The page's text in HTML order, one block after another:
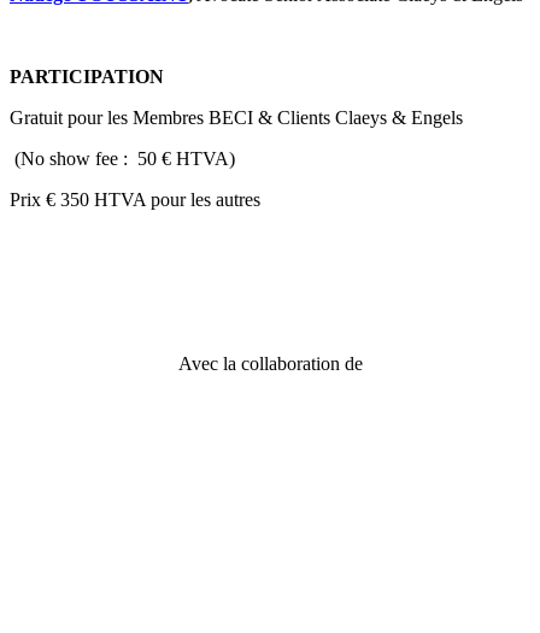
PARTICIPATION
Gratuit pour les Membres BECI & Clients Claeys & Engels
(No show fee : 50 € HTVA)
Prix € 350 HTVA pour les autres
Avec la collaboration de